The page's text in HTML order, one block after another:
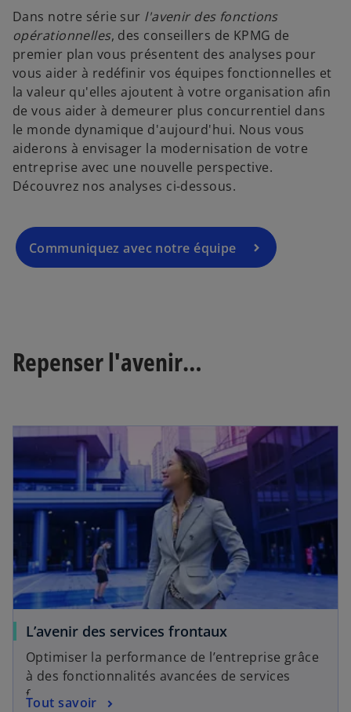
Dans notre série sur l'avenir des fonctions
opérationnelles, des conseillers de KPMG de
premier plan vous présentent des analyses pour
vous aider à redéfinir vos équipes fonctionnelles et
la valeur qu'elles ajoutent à votre organisation afin
de vous aider à demeurer plus concurrentiel dans
le monde dynamique d'aujourd'hui. Nous vous
aiderons à envisager la modernisation de votre
entreprise avec une nouvelle perspective.
Découvrez nos analyses ci-dessous.
Communiquez avec notre équipe
s
’
o
u
v
r
e
d
a
n
l
e
Repenser l'avenir…
L’avenir des services frontaux
Optimiser la performance de l’entreprise grâce
à des fonctionnalités avancées de services
frontaux.
Tout savoir